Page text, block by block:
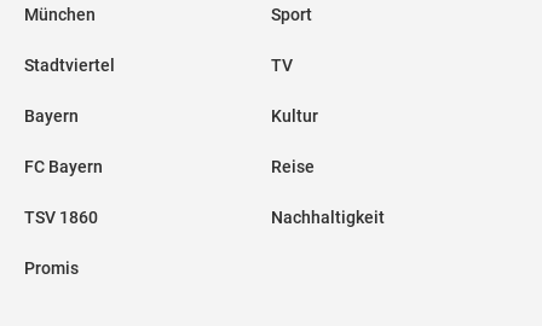
München
Stadtviertel
Bayern
FC Bayern
TSV 1860
Promis
Sport
TV
Kultur
Reise
Nachhaltigkeit